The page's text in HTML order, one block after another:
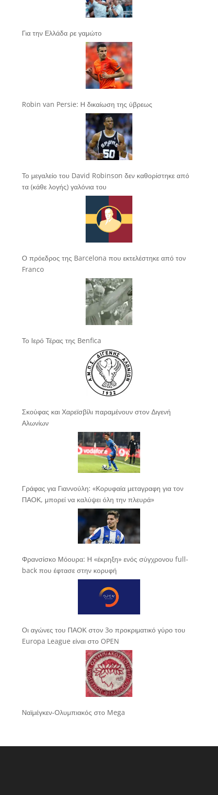
Για την Ελλάδα ρε γαμώτο
Robin van Persie: Η δικαίωση της ύβρεως
Το μεγαλείο του David Robinson δεν καθορίστηκε από
τα (κάθε λογής) γαλόνια του
Ο πρόεδρος της Barcelona που εκτελέστηκε από τον
Franco
Το Ιερό Τέρας της Benfica
Σκούφας και Χαρεϊσβίλι παραμένουν στον Διγενή
Αλωνίων
Γράφας για Γιαννούλη: «Κορυφαία μεταγραφη για τον
ΠΑΟΚ, μπορεί να καλύψει όλη την πλευρά»
Φρανσίσκο Μόουρα: Η «έκρηξη» ενός σύγχρονου full-
back που έφτασε στην κορυφή
Οι αγώνες του ΠΑΟΚ στον 3ο προκριματικό γύρο του
Europa League είναι στο OPEN
Ναϊμέγκεν-Ολυμπιακός στο Mega